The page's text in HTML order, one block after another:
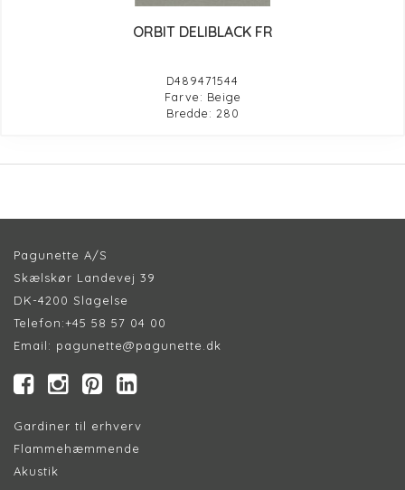
ORBIT DELIBLACK FR
D489471544
Farve: Beige
Bredde: 280
Pagunette A/S
Skælskør Landevej 39
DK-4200 Slagelse
Telefon:+45 58 57 04 00
Email: pagunette@pagunette.dk
Gardiner til erhverv
Flammehæmmende
Akustik